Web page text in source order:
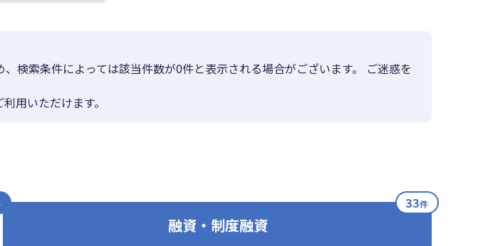
検索条件によっては該当件数が0件と表示される場合がございます。 ご迷惑を
用いただけます。
融資・制度融資
33件